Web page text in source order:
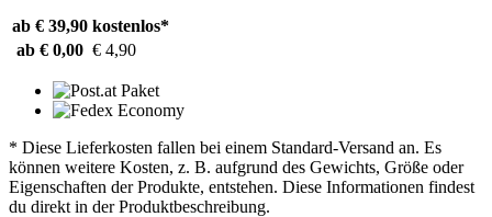
ab € 39,90 kostenlos*
ab € 0,00 € 4,90
* Diese Lieferkosten fallen bei einem Standard-Versand an. Es
können weitere Kosten, z. B. aufgrund des Gewichts, Größe oder
Eigenschaften der Produkte, entstehen. Diese Informationen findest
du direkt in der Produktbeschreibung.